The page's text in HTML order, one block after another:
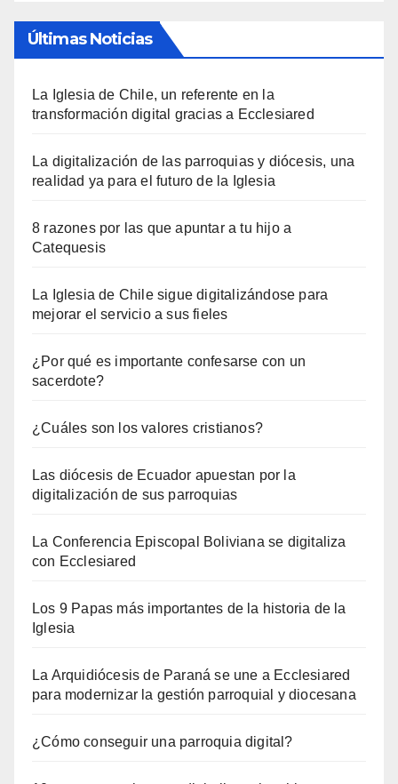
Últimas Noticias
La Iglesia de Chile, un referente en la
transformación digital gracias a Ecclesiared
La digitalización de las parroquias y diócesis, una
realidad ya para el futuro de la Iglesia
8 razones por las que apuntar a tu hijo a
Catequesis
La Iglesia de Chile sigue digitalizándose para
mejorar el servicio a sus fieles
¿Por qué es importante confesarse con un
sacerdote?
¿Cuáles son los valores cristianos?
Las diócesis de Ecuador apuestan por la
digitalización de sus parroquias
La Conferencia Episcopal Boliviana se digitaliza
con Ecclesiared
Los 9 Papas más importantes de la historia de la
Iglesia
La Arquidiócesis de Paraná se une a Ecclesiared
para modernizar la gestión parroquial y diocesana
¿Cómo conseguir una parroquia digital?